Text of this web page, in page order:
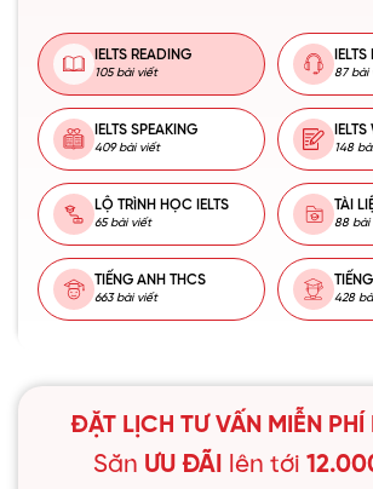
IELTS READING
105 bài viết 87 bài
IELTS SPEAKING
409 bài viết 148
LỘ TRÌNH HỌC IELTS
65 bài viết
TÀI
88 bài
TIẾNG ANH THCS
663 bài viết 428
ĐẶT LỊCH TƯ VẤN MIỄN PHÍ
Săn ƯU ĐÃI lên tới